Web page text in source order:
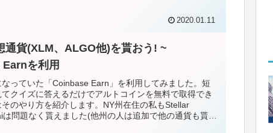
2020.01.11
通貨(XLM、ALGO他)を貰おう! ~
を利用
なっていた「Coinbase Earn」を利用してみました。短
クイズに答えるだけでアルトコインを無料で取得でき
そのやり方を紹介します。NY州在住の私もStellar
問題なく貰えました(他州の人は追加で他の通貨も貰え